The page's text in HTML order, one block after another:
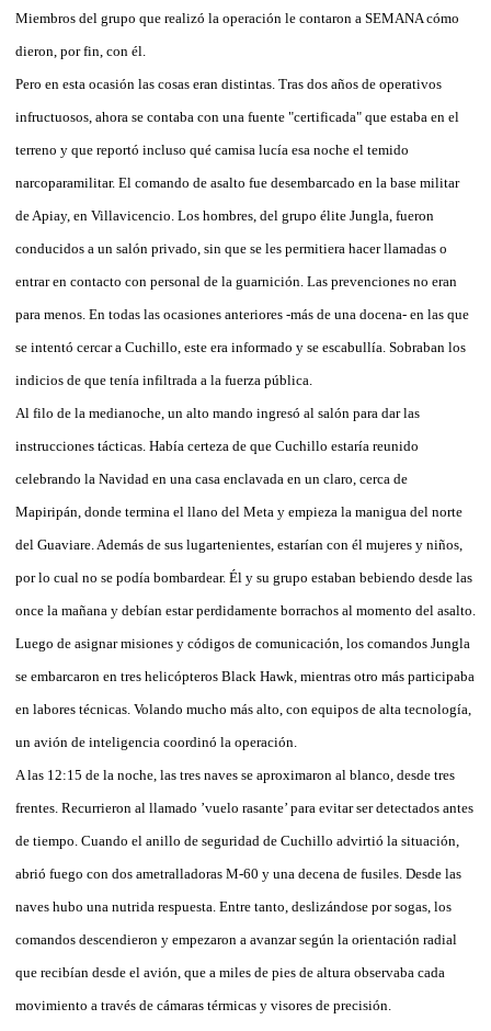
Miembros del grupo que realizó la operación le contaron a SEMANA cómo
dieron, por fin, con él.
Pero en esta ocasión las cosas eran distintas. Tras dos años de operativos
infructuosos, ahora se contaba con una fuente "certificada" que estaba en el
terreno y que reportó incluso qué camisa lucía esa noche el temido
narcoparamilitar. El comando de asalto fue desembarcado en la base militar
de Apiay, en Villavicencio. Los hombres, del grupo élite Jungla, fueron
conducidos a un salón privado, sin que se les permitiera hacer llamadas o
entrar en contacto con personal de la guarnición. Las prevenciones no eran
para menos. En todas las ocasiones anteriores -más de una docena- en las que
se intentó cercar a Cuchillo, este era informado y se escabullía. Sobraban los
indicios de que tenía infiltrada a la fuerza pública.
Al filo de la medianoche, un alto mando ingresó al salón para dar las
instrucciones tácticas. Había certeza de que Cuchillo estaría reunido
celebrando la Navidad en una casa enclavada en un claro, cerca de
Mapiripán, donde termina el llano del Meta y empieza la manigua del norte
del Guaviare. Además de sus lugartenientes, estarían con él mujeres y niños,
por lo cual no se podía bombardear. Él y su grupo estaban bebiendo desde las
once la mañana y debían estar perdidamente borrachos al momento del asalto.
Luego de asignar misiones y códigos de comunicación, los comandos Jungla
se embarcaron en tres helicópteros Black Hawk, mientras otro más participaba
en labores técnicas. Volando mucho más alto, con equipos de alta tecnología,
un avión de inteligencia coordinó la operación.
A las 12:15 de la noche, las tres naves se aproximaron al blanco, desde tres
frentes. Recurrieron al llamado ’vuelo rasante’ para evitar ser detectados antes
de tiempo. Cuando el anillo de seguridad de Cuchillo advirtió la situación,
abrió fuego con dos ametralladoras M-60 y una decena de fusiles. Desde las
naves hubo una nutrida respuesta. Entre tanto, deslizándose por sogas, los
comandos descendieron y empezaron a avanzar según la orientación radial
que recibían desde el avión, que a miles de pies de altura observaba cada
movimiento a través de cámaras térmicas y visores de precisión.